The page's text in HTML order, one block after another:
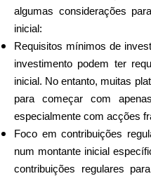
algumas considerações
inicial:
Requisitos mínimos de
investimento podem ter
inicial. No entanto, muitas
para começar com
especialmente com acções
Foco em contribuições
num montante inicial
contribuições regulares